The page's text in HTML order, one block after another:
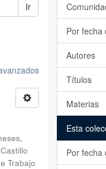
Ir
Castillo
Trabajo
Por fecha
Autores
Títulos
Materias
Esta
Por fecha